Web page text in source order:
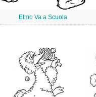
Elmo Va a Scuola